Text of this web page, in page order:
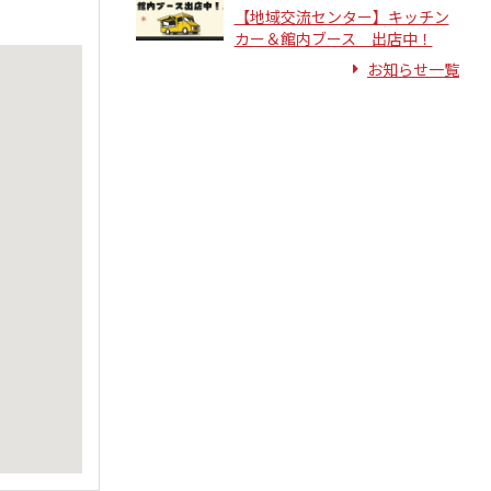
【地域交流センター】キッチン
カー＆館内ブース 出店中！
お知らせ一覧